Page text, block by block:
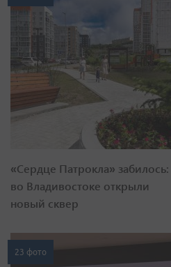
«Сердце Патрокла» забилось:
во Владивостоке открыли
новый сквер
23 фото